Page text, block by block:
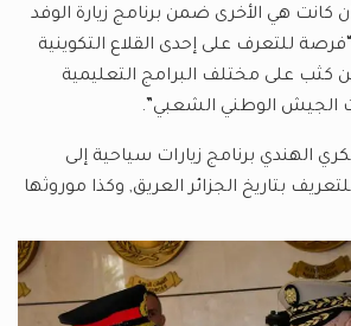
كانت هي الأخرى ضمن برنامج زيارة الوفد
للتعرف على إحدى القلاع التكوينية
كثب على مختلف البرامج التعليمية
الجيش الوطني الشعبي”.
الهندي برنامج زيارات سياحية إلى
بتاريخ الجزائر العريق, وكذا موروثها